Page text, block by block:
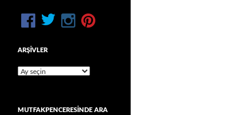
ARŞIVLER
Arşivler
MUTFAKPENCERESINDE ARA